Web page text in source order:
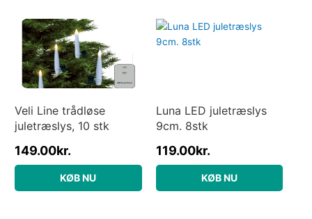
Veli Line trådløse
juletræslys, 10 stk
149.00kr.
KØB NU
Luna LED juletræslys
9cm. 8stk
119.00kr.
KØB NU